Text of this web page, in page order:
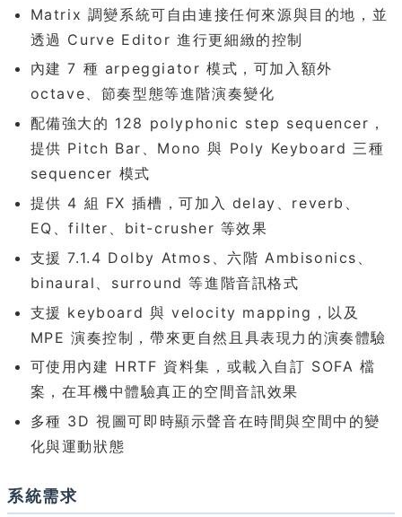
Matrix 調變系統可自由連接任何來源與目的地，並
透過 Curve Editor 進行更細緻的控制
內建 7 種 arpeggiator 模式，可加入額外
octave、節奏型態等進階演奏變化
配備強大的 128 polyphonic step sequencer，
提供 Pitch Bar、Mono 與 Poly Keyboard 三種
sequencer 模式
提供 4 組 FX 插槽，可加入 delay、reverb、
EQ、filter、bit-crusher 等效果
支援 7.1.4 Dolby Atmos、六階 Ambisonics、
binaural、surround 等進階音訊格式
支援 keyboard 與 velocity mapping，以及
MPE 演奏控制，帶來更自然且具表現力的演奏體驗
可使用內建 HRTF 資料集，或載入自訂 SOFA 檔
案，在耳機中體驗真正的空間音訊效果
多種 3D 視圖可即時顯示聲音在時間與空間中的變
化與運動狀態
系統需求